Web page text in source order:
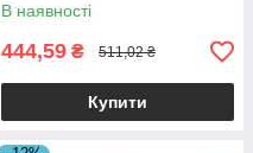
В наявності
444,59 ₴ 511,02 ₴
Купити